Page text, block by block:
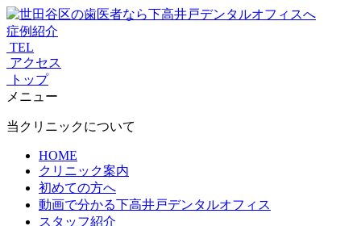
症例紹介
TEL
アクセス
トップ
メニュー
当クリニックについて
HOME
クリニック案内
初めての方へ
動画で分かる下高井戸デンタルオフィス
スタッフ紹介